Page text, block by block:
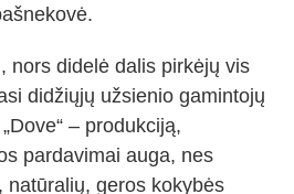
nors didelė dalis pirkėjų vis
didžiųjų užsienio gamintojų
– produkciją,
pardavimai auga, nes
natūralių, geros kokybės